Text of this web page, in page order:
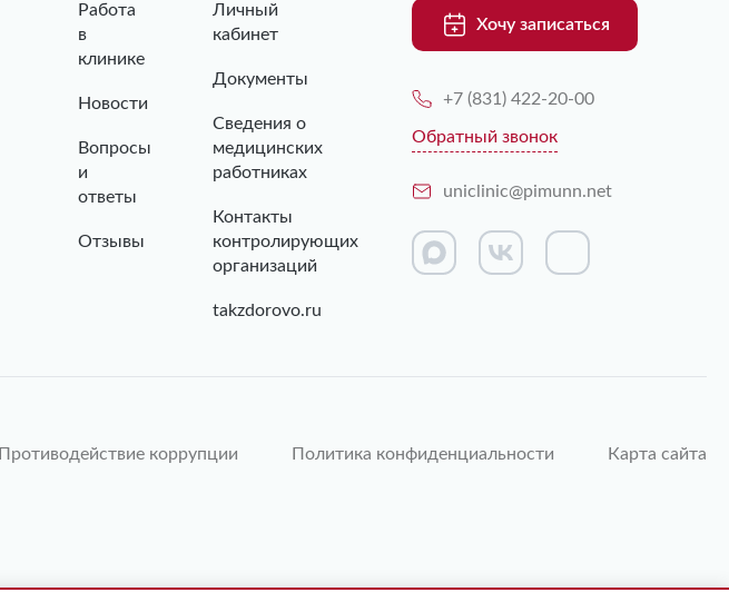
Работа
в
клинике
Новости
Вопросы
и
ответы
Отзывы
Личный
кабинет
Документы
Сведения о
медицинских
работниках
Контакты
контролирующих
организаций
takzdorovo.ru
Хочу записаться
+7 (831) 422-20-00
Обратный звонок
uniclinic@pimunn.net
Противодействие коррупции Политика конфиденциальности Карта сайта